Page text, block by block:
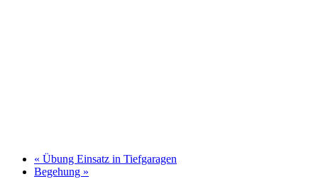
« Übung Einsatz in Tiefgaragen
Begehung »